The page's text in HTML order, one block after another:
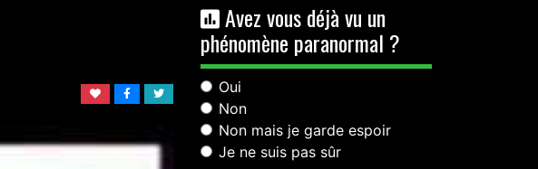
Avez vous déjà vu un
phénomène paranormal ?
Oui
Non
Non mais je garde espoir
Je ne suis pas sûr